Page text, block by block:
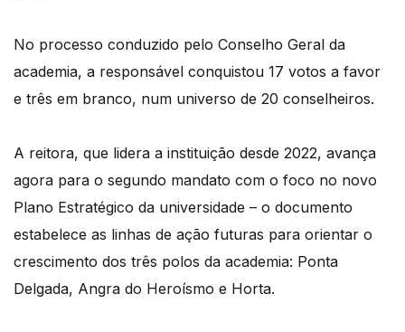
No processo conduzido pelo Conselho Geral da
academia, a responsável conquistou 17 votos a favor
e três em branco, num universo de 20 conselheiros.
A reitora, que lidera a instituição desde 2022, avança
agora para o segundo mandato com o foco no novo
Plano Estratégico da universidade – o documento
estabelece as linhas de ação futuras para orientar o
crescimento dos três polos da academia: Ponta
Delgada, Angra do Heroísmo e Horta.